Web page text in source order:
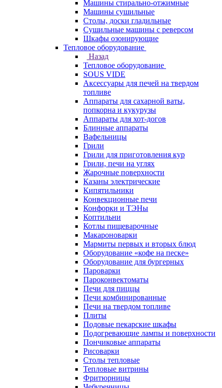
Машины стирально-отжимные
Машины сушильные
Столы, доски гладильные
Сушильные машины с реверсом
Шкафы озонирующие
Тепловое оборудование
Назад
Тепловое оборудование
SOUS VIDE
Аксессуары для печей на твердом
топливе
Аппараты для сахарной ваты,
попкорна и кукурузы
Аппараты для хот-догов
Блинные аппараты
Вафельницы
Грили
Грили для приготовления кур
Грили, печи на углях
Жарочные поверхности
Казаны электрические
Кипятильники
Конвекционные печи
Конфорки и ТЭНы
Коптильни
Котлы пищеварочные
Макароноварки
Мармиты первых и вторых блюд
Оборудование «кофе на песке»
Оборудование для бургерных
Пароварки
Пароконвектоматы
Печи для пиццы
Печи комбинированные
Печи на твердом топливе
Плиты
Подовые пекарские шкафы
Подогревающие лампы и поверхности
Пончиковые аппараты
Рисоварки
Столы тепловые
Тепловые витрины
Фритюрницы